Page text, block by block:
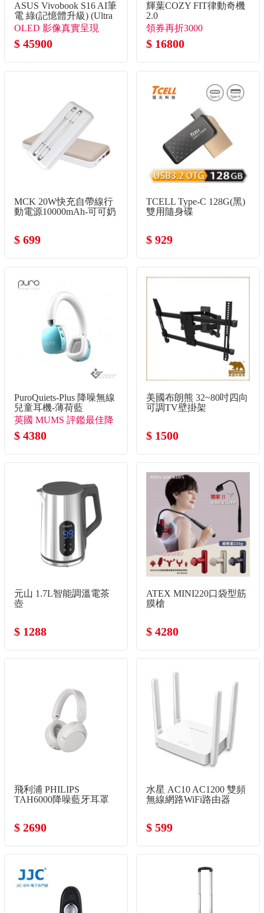
ASUS Vivobook S16 AI筆
電 綠(記憶體升級) (Ultra
5 325/16G+16G/512G
SSD/W11)
OLED 影像真實呈現
$ 45900
輝葉COZY FIT律動奇機
2.0
領券再折3000
$ 16800
MCK 20W快充自帶線行
動電源10000mAh-可可奶
$ 699
TCELL Type-C 128G(黑)
雙用隨身碟
$ 929
PuroQuiets-Plus 降噪無線
兒童耳機-薄荷藍
英國 MUMS 評鑑最佳降
噪兒童耳機
$ 4380
美國布朗熊 32~80吋四向
可調TV壁掛架
$ 1500
元山 1.7L智能調溫電茶
壺
$ 1288
ATEX MINI220口袋型筋
膜槍
$ 4280
飛利浦 PHILIPS
TAH6000降噪藍牙耳罩
$ 2690
水星 AC10 AC1200 雙頻
無線網路WiFi路由器
$ 599